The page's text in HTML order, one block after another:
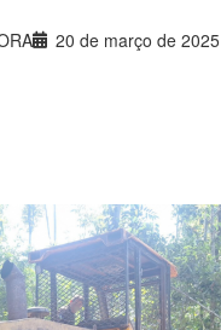
20 de março de 2025